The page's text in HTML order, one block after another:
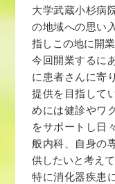
大学武蔵小杉病
の地域への思い
指しこの地に開
今回開業するに
に患者さんに寄
提供を目指して
めには健診やワ
をサポートし日
般内科、自身の
供したいと考えて
特に消化器疾患